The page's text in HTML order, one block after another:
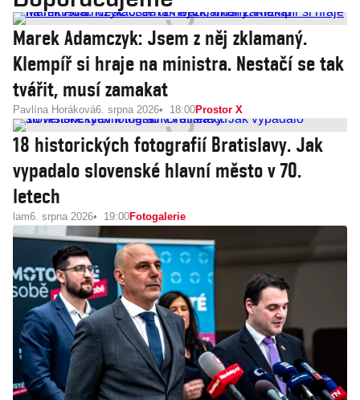
Marek Adamczyk: Jsem z něj zklamaný.
Klempíř si hraje na ministra. Nestačí se tak
tvářit, musí zamakat
Pavlína Horáková6. srpna 2026 18:00Prostor X
18 historických fotografií Bratislavy. Jak
vypadalo slovenské hlavní město v 70.
letech
lam6. srpna 2026 19:00Fotogalerie